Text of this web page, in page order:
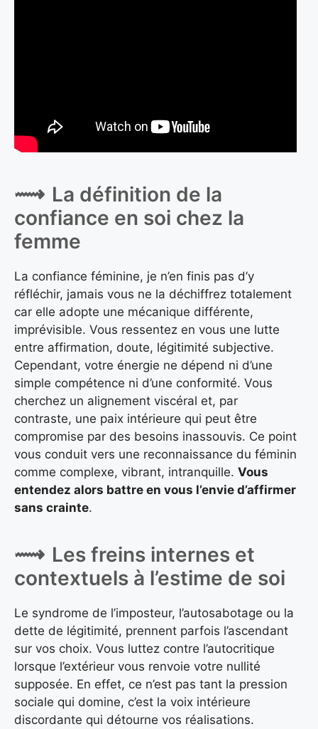
La définition de la
confiance en soi chez la
femme
La confiance féminine, je n’en finis pas d’y
réfléchir, jamais vous ne la déchiffrez totalement
car elle adopte une mécanique différente,
imprévisible. Vous ressentez en vous une lutte
entre affirmation, doute, légitimité subjective.
Cependant, votre énergie ne dépend ni d’une
simple compétence ni d’une conformité. Vous
cherchez un alignement viscéral et, par
contraste, une paix intérieure qui peut être
compromise par des besoins inassouvis. Ce point
vous conduit vers une reconnaissance du féminin
comme complexe, vibrant, intranquille. Vous
entendez alors battre en vous l’envie d’affirmer
sans crainte.
Les freins internes et
contextuels à l’estime de soi
Le syndrome de l’imposteur, l’autosabotage ou la
dette de légitimité, prennent parfois l’ascendant
sur vos choix. Vous luttez contre l’autocritique
lorsque l’extérieur vous renvoie votre nullité
supposée. En effet, ce n’est pas tant la pression
sociale qui domine, c’est la voix intérieure
discordante qui détourne vos réalisations.